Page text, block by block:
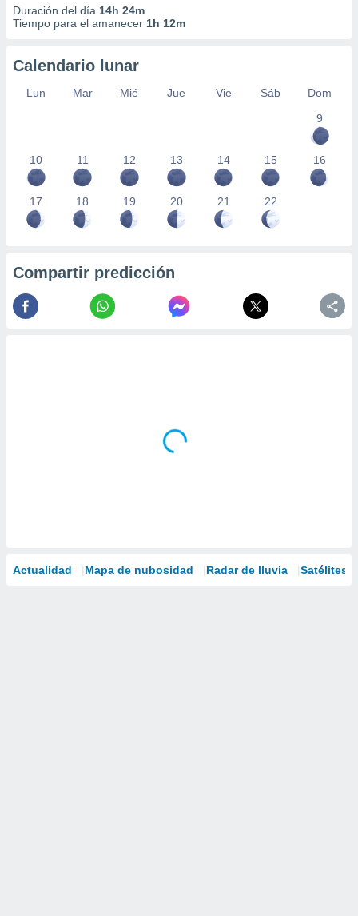
Duración del día 14h 24m
Tiempo para el amanecer 1h 12m
Calendario lunar
Lun Mar Mié Jue Vie Sáb
Dom
9
10 11 12 13 14 15 16
17 18 19 20 21 22
Compartir predicción
Actualidad Mapa de nubosidad Radar de lluvia Satélites